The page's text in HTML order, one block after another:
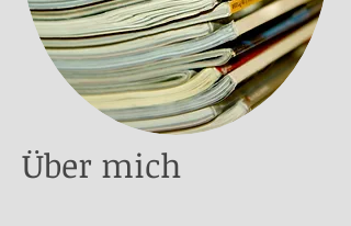
Über mich